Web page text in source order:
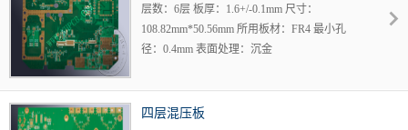
层数：6层 板厚：1.6+/-0.1mm 尺寸：
108.82mm*50.56mm 所用板材：FR4 最小孔
径：0.4mm 表面处理：沉金
四层混压板